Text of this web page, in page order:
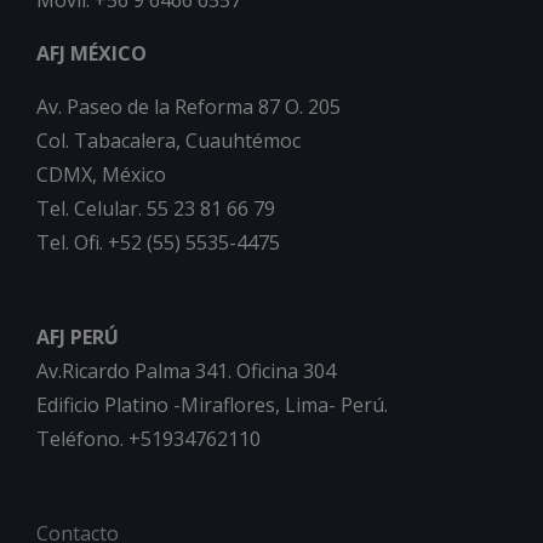
AFJ MÉXICO
Av. Paseo de la Reforma 87 O. 205
Col. Tabacalera, Cuauhtémoc
CDMX, México
Tel. Celular. 55 23 81 66 79
Tel. Ofi. +52 (55) 5535-4475
AFJ PERÚ
Av.Ricardo Palma 341. Oficina 304
Edificio Platino -Miraflores, Lima- Perú.
Teléfono. +51934762110
Contacto